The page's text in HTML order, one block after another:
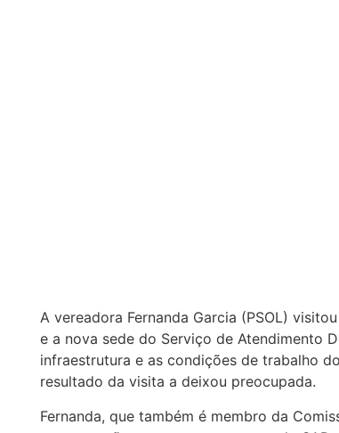
A vereadora Fernanda Garcia (PSOL)
e a nova sede do Serviço de Atendimento
infraestrutura e as condições de trabalho
resultado da visita a deixou preocupada.
Fernanda, que também é membro da